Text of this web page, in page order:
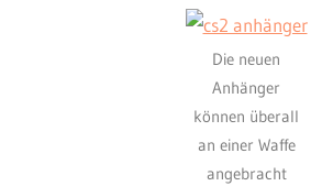
Die neuen
Anhänger
können überall
an einer Waffe
angebracht